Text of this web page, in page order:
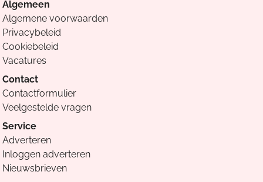
Algemeen
Algemene voorwaarden
Privacybeleid
Cookiebeleid
Vacatures
Contact
Contactformulier
Veelgestelde vragen
Service
Adverteren
Inloggen adverteren
Nieuwsbrieven